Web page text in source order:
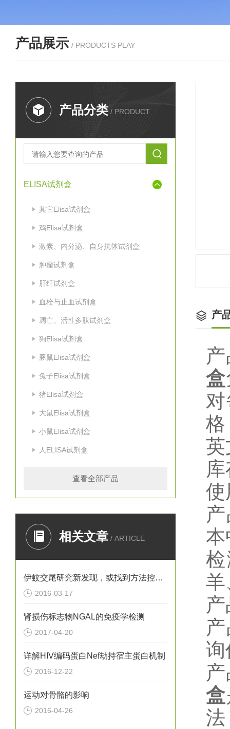
产品展示 / PRODUCTS PLAY
产品分类 / PRODUCT
ELISA试剂盒
其它Elisa试剂盒
鸡Elisa试剂盒
激素、内分泌、自身抗体试剂盒
肿瘤试剂盒
肝纤试剂盒
血栓与止血试剂盒
凋亡、活性多肽试剂盒
狗Elisa试剂盒
豚鼠Elisa试剂盒
兔子Elisa试剂盒
猪Elisa试剂盒
大鼠Elisa试剂盒
小鼠Elisa试剂盒
人ELISA试剂盒
查看全部产品
相关文章 / ARTICLE
伊蚊交尾研究新发现，或找到方法控制寨卡病毒
2016-03-17
肾损伤标志物NGAL的免疫学检测
2017-04-20
详解HIV编码蛋白Nef劫持宿主蛋白机制
2016-12-22
运动对骨骼的影响
2016-04-26
产
盒
格
英
使
本
羊
询
盒